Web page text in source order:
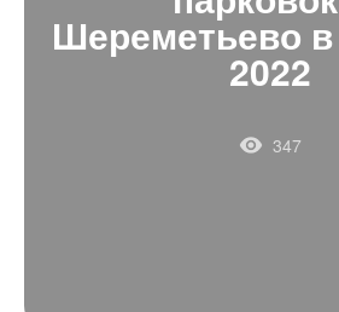
Шереметьево в
2022
347